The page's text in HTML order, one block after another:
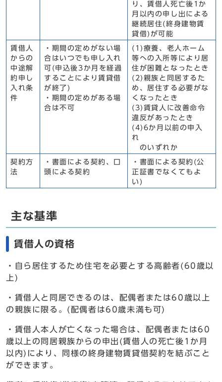
り、賃借人死亡後1か
月以内の申し出による
継続居住(終身建物賃
貸借)が可能
賃借人
からの
中途解
約申し
入れ条
件
・期間の定めがない場
合はいつでも申し入れ
可(申込後3か月を経過
することにより賃貸借
が終了)
・期間の定めがある場
合は不可
(1)療養、老人ホーム
等への入所等により居
住が困難となったとき
(2)親族と同居するた
め、居住する必要がな
くなったとき
(3)賃貸人に改善命令
違反があったとき
(4)6か月以前の申入
れ
のいずれか
契約方
法
・書面による契約、口
頭による契約
・書面による契約(公
正証書でなくてもよ
い)
主な基準
賃借人の資格
・自ら居住するため住宅を必要とする高齢者(60歳以
上)
・賃借人と同居できるのは、配偶者または60歳以上
の親族に限る。(配偶者は60歳未満も可)
・賃借人本人が亡くなった場合は、配偶者または60
歳以上の同居親族からの申出(賃借人の死亡後1か月
以内)により、同様の終身建物賃貸借契約を結ぶこと
ができます。